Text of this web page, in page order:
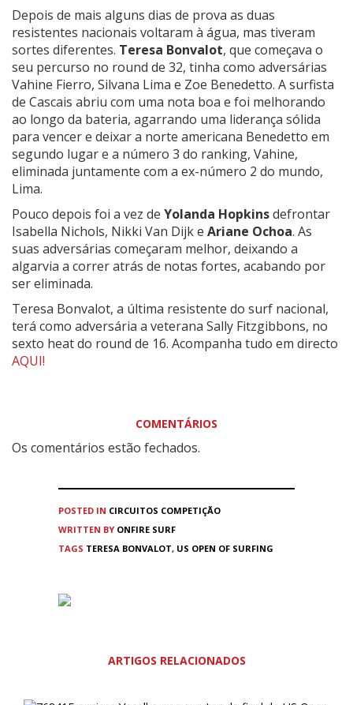
Depois de mais alguns dias de prova as duas
resistentes nacionais voltaram à água, mas tiveram
sortes diferentes. Teresa Bonvalot, que começava o
seu percurso no round de 32, tinha como adversárias
Vahine Fierro, Silvana Lima e Zoe Benedetto. A surfista
de Cascais abriu com uma nota boa e foi melhorando
ao longo da bateria, agarrando uma liderança sólida
para vencer e deixar a norte americana Benedetto em
segundo lugar e a número 3 do ranking, Vahine,
eliminada juntamente com a ex-número 2 do mundo,
Lima.
Pouco depois foi a vez de Yolanda Hopkinsdefrontar
Isabella Nichols, Nikki Van Dijk e Ariane Ochoa. As
suas adversárias começaram melhor, deixando a
algarvia a correr atrás de notas fortes, acabando por
ser eliminada.
Teresa Bonvalot, a última resistente do surf nacional,
terá como adversária a veterana Sally Fitzgibbons, no
sexto heat do round de 16. Acompanha tudo em directo
AQUI!
COMENTÁRIOS
Os comentários estão fechados.
POSTED IN CIRCUITOS COMPETIÇÃO
WRITTEN BY ONFIRE SURF
TAGS TERESA BONVALOT, US OPEN OF SURFING
ARTIGOS RELACIONADOS